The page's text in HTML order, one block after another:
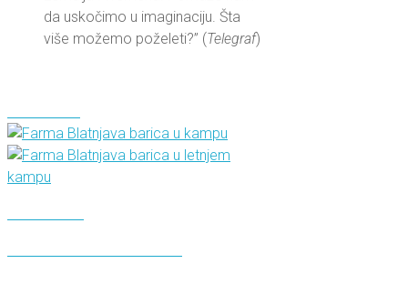
da uskočimo u imaginaciju. Šta
više možemo poželeti?” (Telegraf)